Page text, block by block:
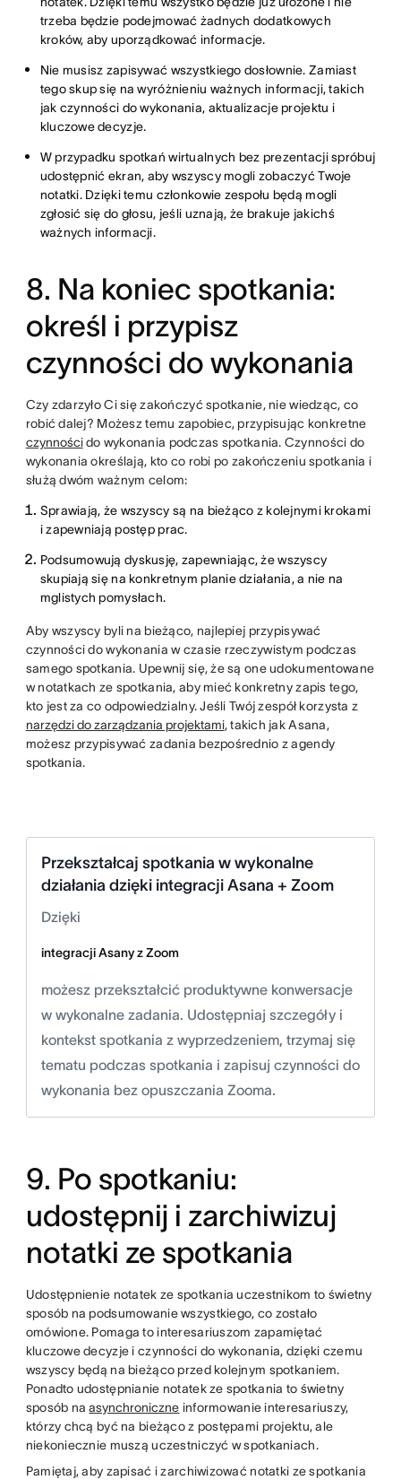
trzeba będzie podejmować żadnych dodatkowych
kroków, aby uporządkować informacje.
Nie musisz zapisywać wszystkiego dosłownie. Zamiast
tego skup się na wyróżnieniu ważnych informacji, takich
jak czynności do wykonania, aktualizacje projektu i
kluczowe decyzje.
W przypadku spotkań wirtualnych bez prezentacji spróbuj
udostępnić ekran, aby wszyscy mogli zobaczyć Twoje
notatki. Dzięki temu członkowie zespołu będą mogli
zgłosić się do głosu, jeśli uznają, że brakuje jakichś
ważnych informacji.
8. Na koniec spotkania:
określ i przypisz
czynności do wykonania
Czy zdarzyło Ci się zakończyć spotkanie, nie wiedząc, co
robić dalej? Możesz temu zapobiec, przypisując konkretne
czynnoścido wykonania podczas spotkania. Czynności do
wykonania określają, kto co robi po zakończeniu spotkania i
służą dwóm ważnym celom:
Sprawiają, że wszyscy są na bieżąco z kolejnymi krokami
i zapewniają postęp prac.
Podsumowują dyskusję, zapewniając, że wszyscy
skupiają się na konkretnym planie działania, a nie na
mglistych pomysłach.
Aby wszyscy byli na bieżąco, najlepiej przypisywać
czynności do wykonania w czasie rzeczywistym podczas
samego spotkania. Upewnij się, że są one udokumentowane
w notatkach ze spotkania, aby mieć konkretny zapis tego,
kto jest za co odpowiedzialny. Jeśli Twój zespół korzysta z
narzędzi do zarządzania projektami, takich jak Asana,
możesz przypisywać zadania bezpośrednio z agendy
spotkania.
Przekształcaj spotkania w wykonalne
działania dzięki integracji Asana + Zoom
Dzięki
integracji Asany z Zoom
możesz przekształcić produktywne konwersacje
w wykonalne zadania. Udostępniaj szczegóły i
kontekst spotkania z wyprzedzeniem, trzymaj się
tematu podczas spotkania i zapisuj czynności do
wykonania bez opuszczania Zooma.
9. Po spotkaniu:
udostępnij i zarchiwizuj
notatki ze spotkania
Udostępnienie notatek ze spotkania uczestnikom to świetny
sposób na podsumowanie wszystkiego, co zostało
omówione. Pomaga to interesariuszom zapamiętać
kluczowe decyzje i czynności do wykonania, dzięki czemu
wszyscy będą na bieżąco przed kolejnym spotkaniem.
Ponadto udostępnianie notatek ze spotkania to świetny
sposób naasynchroniczne informowanie interesariuszy,
którzy chcą być na bieżąco z postępami projektu, ale
niekoniecznie muszą uczestniczyć w spotkaniach.
Pamiętaj, aby zapisać i zarchiwizować notatki ze spotkania